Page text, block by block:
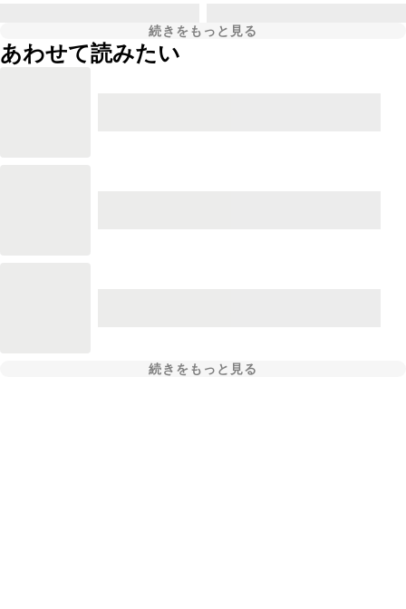
続きをもっと見る
あわせて読みたい
続きをもっと見る